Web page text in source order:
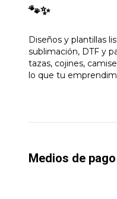
🐾✨
Diseños y plantillas
sublimación, DTF y
tazas, cojines,
lo que tu
Medios de pago